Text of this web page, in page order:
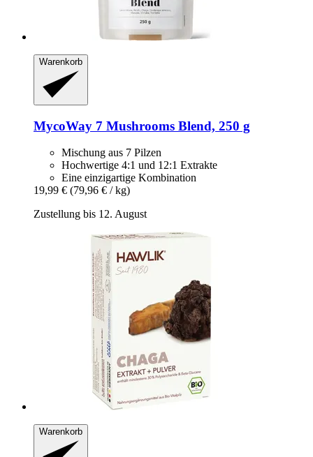
Warenkorb
MycoWay 7 Mushrooms Blend, 250 g
Mischung aus 7 Pilzen
Hochwertige 4:1 und 12:1 Extrakte
Eine einzigartige Kombination
19,99 € (79,96 € / kg)
Zustellung bis 12. August
Warenkorb